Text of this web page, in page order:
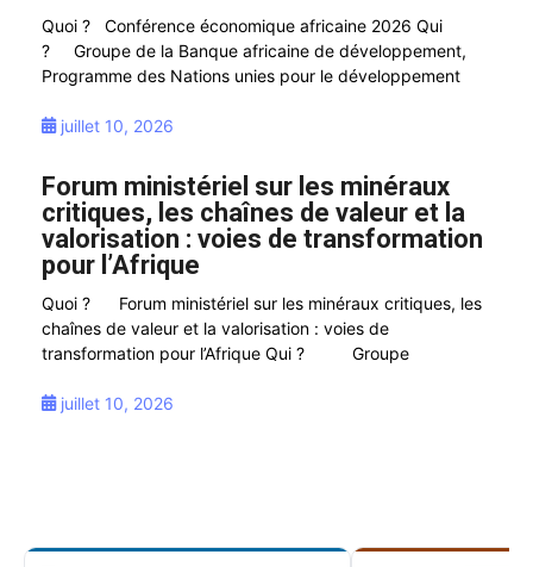
Quoi ? Conférence économique africaine 2026 Qui
? Groupe de la Banque africaine de développement,
Programme des Nations unies pour le développement
juillet 10, 2026
Forum ministériel sur les minéraux
critiques, les chaînes de valeur et la
valorisation : voies de transformation
pour l’Afrique
Quoi ? Forum ministériel sur les minéraux critiques, les
chaînes de valeur et la valorisation : voies de
transformation pour l’Afrique Qui ? Groupe
juillet 10, 2026